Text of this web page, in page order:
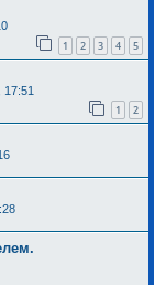
1 2 3 4 5
1 2